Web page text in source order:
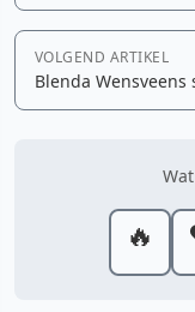
VOLGEND ARTIKEL
Blenda Wensveens
🔥